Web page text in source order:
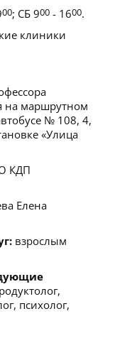
00; СБ 900 - 1600.
клиники
на маршрутном
№ 108, 4,
«Улица
КДП
Елена
взрослым
психолог,